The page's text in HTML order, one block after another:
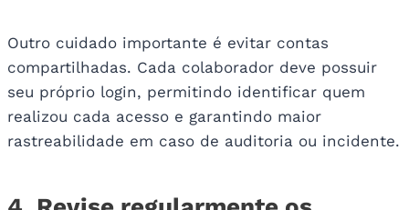
Outro cuidado importante é evitar contas
compartilhadas. Cada colaborador deve possuir
seu próprio login, permitindo identificar quem
realizou cada acesso e garantindo maior
rastreabilidade em caso de auditoria ou incidente.